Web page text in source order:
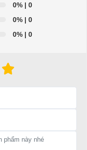
sân golf chất lượng giá
tô điện để tăng tuổi thọ
TM DV XNK
Phước, Thành phố
0% | 0
0% | 0
0% | 0